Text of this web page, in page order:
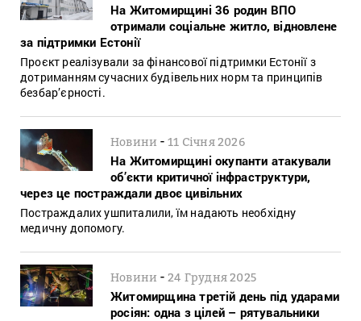
На Житомирщині 36 родин ВПО
отримали соціальне житло, відновлене
за підтримки Естонії
Проєкт реалізували за фінансової підтримки Естонії з
дотриманням сучасних будівельних норм та принципів
безбар’єрності.
Новини -11 Січня 2026
На Житомирщині окупанти атакували
об’єкти критичної інфраструктури,
через це постраждали двоє цивільних
Постраждалих ушпиталили, їм надають необхідну
медичну допомогу.
Новини -24 Грудня 2025
Житомирщина третій день під ударами
росіян: одна з цілей – рятувальники